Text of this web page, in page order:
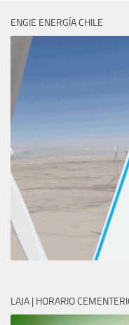
ENGIE ENERGÍA CHILE
LAJA | HORARIO